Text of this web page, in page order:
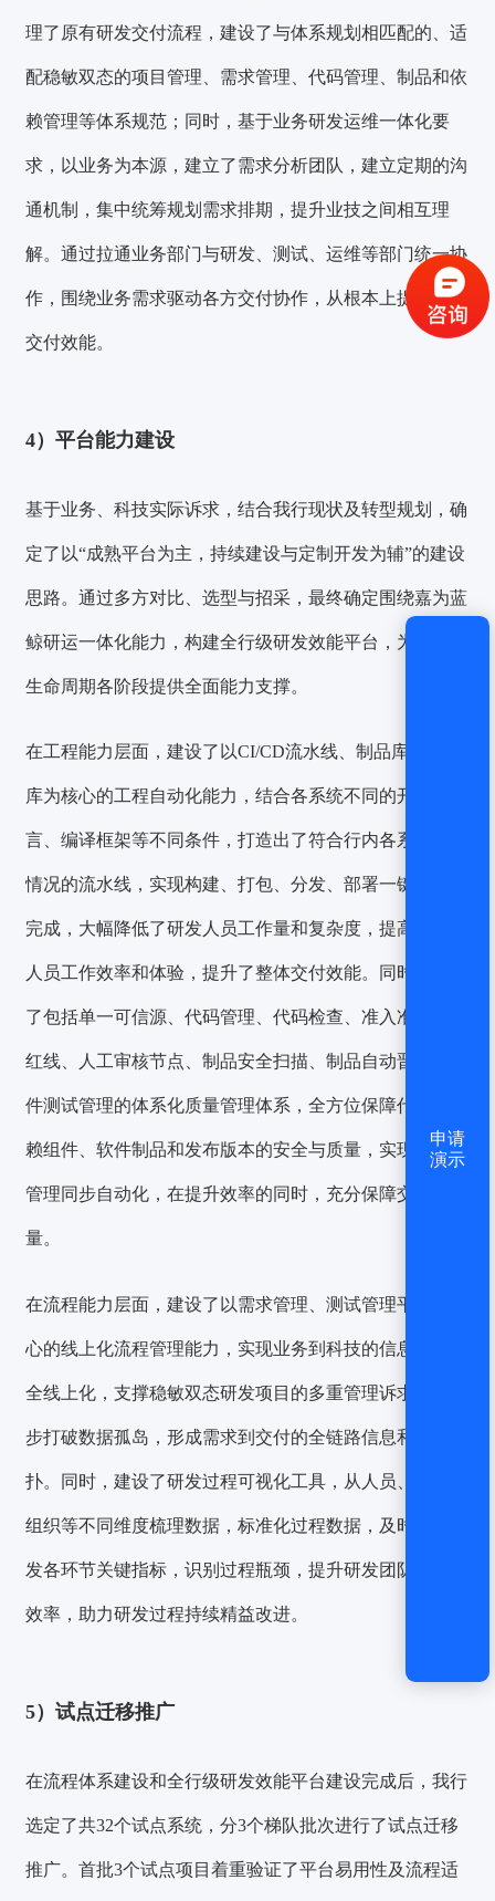
理了原有研发交付流程，建设了与体系规划相匹配的、适
配稳敏双态的项目管理、需求管理、代码管理、制品和依
赖管理等体系规范 ；同时，基于业务研发运维一体化要
求，以业务为本源，建立了需求分析团队，建立定期的沟
通机制，集中统筹规划需求排期，提升业技之间相互理
解。通过拉通业务部门与研发、测试、运维等部门统一协
作，围绕业务需求驱动各方交付协作，从根本上提升科技
交付效能。
4）平台能力建设
基于业务、科技实际诉求，结合我行现状及转型规划，确
定了以“成熟平台为主，持续建设与定制开发为辅”的建设
思路。通过多方对比、选型与招采，最终确定围绕嘉为蓝
鲸研运一体化能力，构建全行级研发效能平台，为研发全
生命周期各阶段提供全面能力支撑。
在工程能力层面，建设了以CI/CD流水线、制品库、代码
库为核心的工程自动化能力，结合各系统不同的开发语
言、编译框架等不同条件，打造出了符合行内各系统实际
情况的流水线， 实现构建、打包、分发、部署一键自动化
完成 ，大幅降低了研发人员工作量和复杂度，提高了研发
人员工作效率和体验，提升了整体交付效能。同时，建设
了包括单一可信源、代码管理、代码检查、准入准出质量
红线、人工审核节点、制品安全扫描、制品自动晋级及软
件测试管理的体系化质量管理体系，全方位保障代码、依
赖组件、软件制品和发布版本的安全与质量，实现了质量
管理同步自动化，在提升效率的同时，充分保障交付质
量。
在流程能力层面，建设了以需求管理、测试管理平台为核
心的线上化流程管理能力 ，实现业务到科技的信息流通完
全线上化，支撑稳敏双态研发项目的多重管理诉求，进一
步打破数据孤岛 ，形成需求到交付的全链路信息和资产拓
扑。同时，建设了研发过程可视化工具，从人员、系统、
组织等不同维度梳理数据，标准化过程数据，及时呈现研
发各环节关键指标，识别过程瓶颈，提升研发团队的协作
效率，助力研发过程持续精益改进。
5）试点迁移推广
在流程体系建设和全行级研发效能平台建设完成后，我行
选定了共32个试点系统，分3个梯队批次进行了试点迁移
推广。首批3个试点项目着重验证了平台易用性及流程适
获取验证码
申请
演示